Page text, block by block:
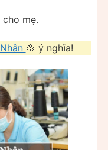
mẹ.
🌸 ý nghĩa!